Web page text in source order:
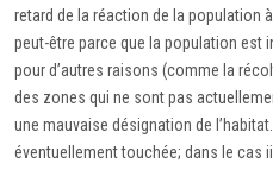
retard de la réaction de la population
peut-être parce que la population est
pour d’autres raisons (comme la
des zones qui ne sont pas
une mauvaise désignation de
éventuellement touchée; dans le cas